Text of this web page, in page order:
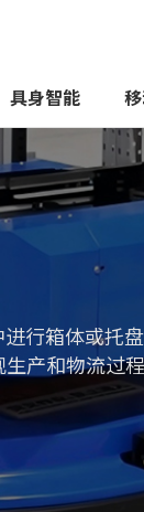
具身智能
行箱体或托
产和物流过程